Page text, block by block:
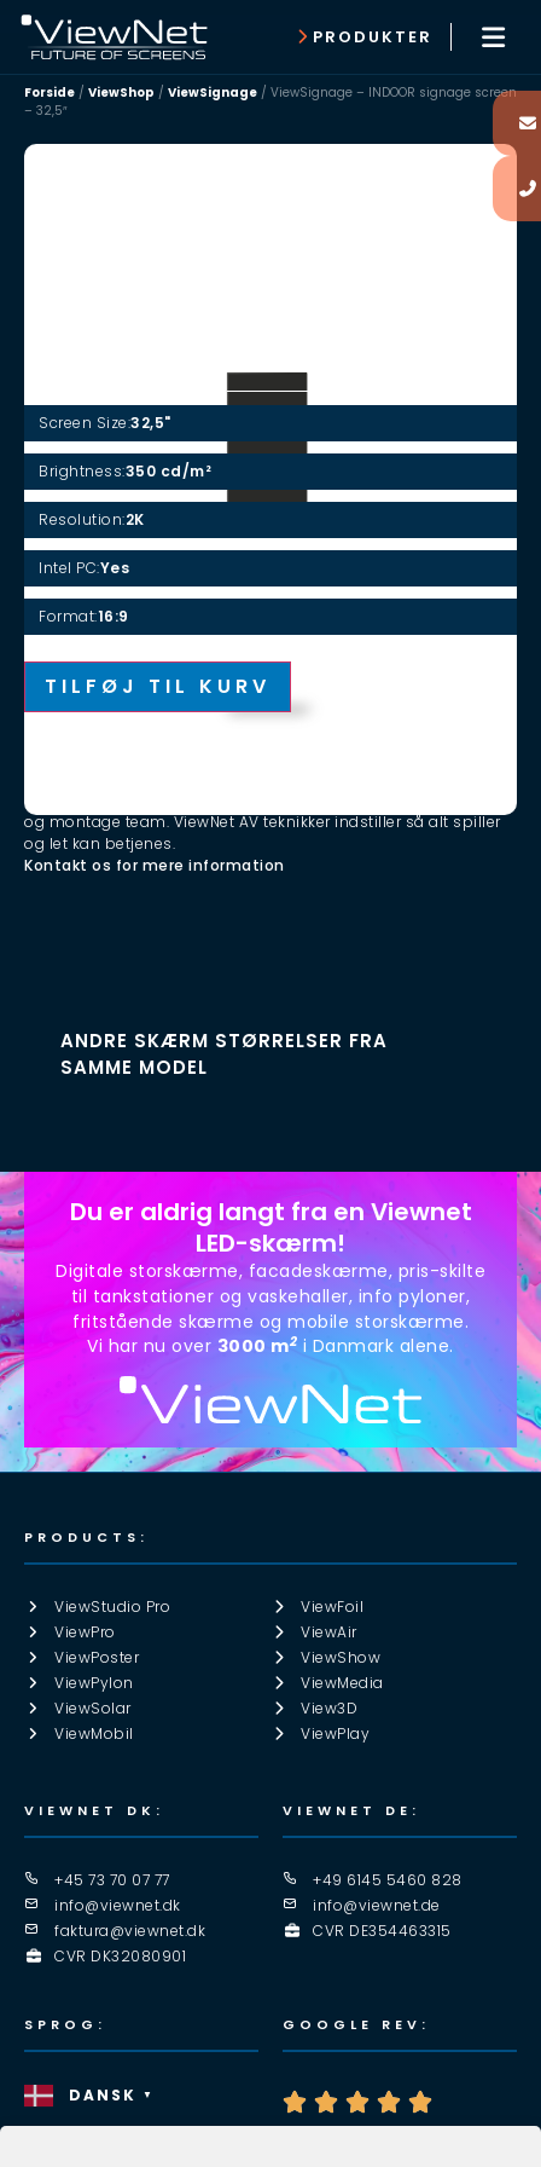
PRODUKTER
Forside / ViewShop / ViewSignage / ViewSignage – INDOOR signage screen
– 32,5″
Screen Size:32,5"
Brightness:350 cd/m²
Resolution:2K
Intel PC:Yes
Format:16:9
TILFØJ TIL KURV
skærmkalibrering og idriftsættelse, med ViewNet egne teknikker
og montage team. ViewNet AV teknikker indstiller så alt spiller
og let kan betjenes.
Kontakt os for mere information
ANDRE SKÆRM STØRRELSER FRA
SAMME MODEL
Du er aldrig langt fra en Viewnet
LED-skærm!
Digitale storskærme, facadeskærme, pris-skilte
til tankstationer og vaskehaller, info pyloner,
fritstående skærme og mobile storskærme.
Vi har nu over 3000 m2 i Danmark alene.
PRODUCTS:
ViewStudio Pro
ViewPro
ViewPoster
ViewPylon
ViewSolar
ViewMobil
ViewFoil
ViewAir
ViewShow
ViewMedia
View3D
ViewPlay
VIEWNET DK:
+45 73 70 07 77
info@viewnet.dk
faktura@viewnet.dk
CVR DK32080901
SPROG:
DANSK ▼
VIEWNET DE:
+49 6145 5460 828
info@viewnet.de
CVR DE354463315
GOOGLE REV:
    